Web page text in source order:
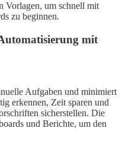
Vorlagen, um schnell mit
zu beginnen.
mit
Aufgaben und minimiert
erkennen, Zeit sparen und
sicherstellen. Die
und Berichte, um den